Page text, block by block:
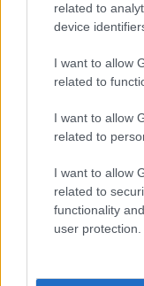
related to
device
I want to allow
related to
I want to allow
related to
I want to allow
related to
functionality
user protection.
Προηγούμενο άρθρο
Anytime: Ασφάλιση
πατινιών
ΠΑΡΟΜΟΙΑ ΑΡΘΡΑ
ΠΕΡΙΣΣΟΤΕΡΑ
Smart Mobility